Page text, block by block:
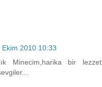
Ekim 2010 10:33
Minecim,harika bir